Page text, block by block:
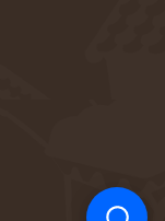
help you